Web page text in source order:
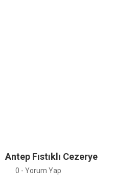
Antep Fıstıklı Cezerye
0 - Yorum Yap